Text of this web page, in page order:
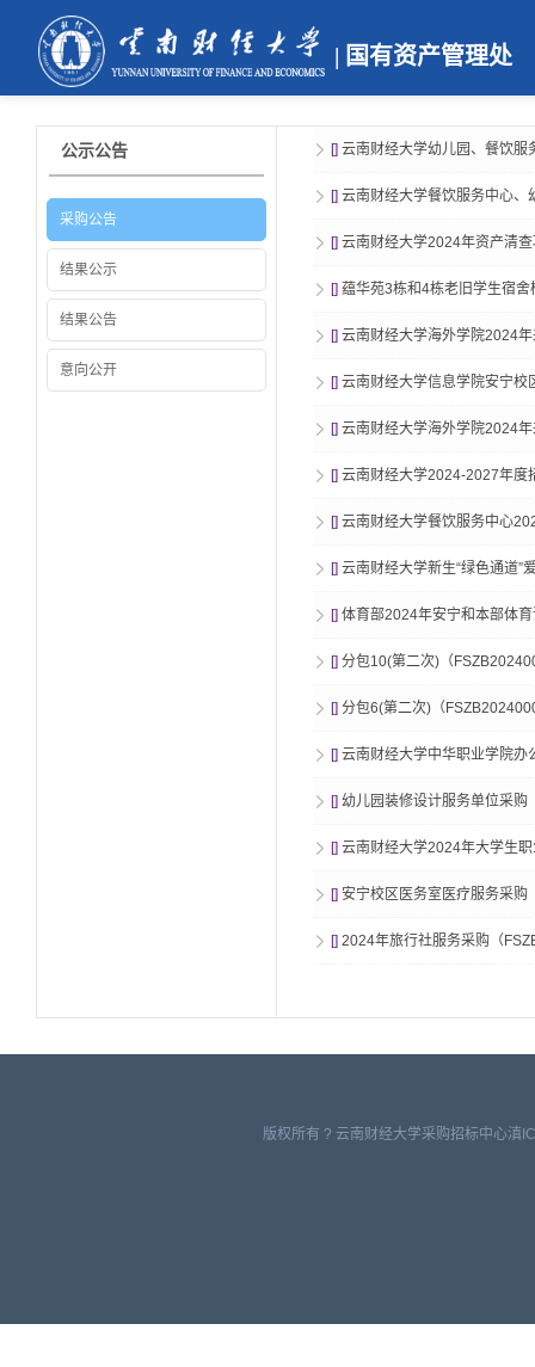
| 国有资产管理处
公示公告
采购公告
结果公示
结果公告
意向公开
[] 云南财经大学幼儿园、餐饮
[] 云南财经大学餐饮服务中心、
[] 云南财经大学2024年资产清
[] 蕴华苑3栋和4栋老旧学生宿
[] 云南财经大学海外学院2024
[] 云南财经大学信息学院安宁校
[] 云南财经大学海外学院2024
[] 云南财经大学2024-2027年度
[] 云南财经大学餐饮服务中心
[] 云南财经大学新生“绿色通道”
[] 体育部2024年安宁和本部体
[] 分包10(第二次)（
[] 分包6(第二次)（
[] 云南财经大学中华职业学院
[] 幼儿园装修设计服务单位采
[] 云南财经大学2024年大学生
[] 安宁校区医务室医疗服务采
[] 2024年旅行社服务采购（
版权所有 ? 云南财经大学采购招标中心滇